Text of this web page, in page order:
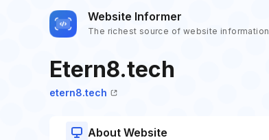
Website Informer
The richest source of website information
Etern8.tech
etern8.tech
About Website